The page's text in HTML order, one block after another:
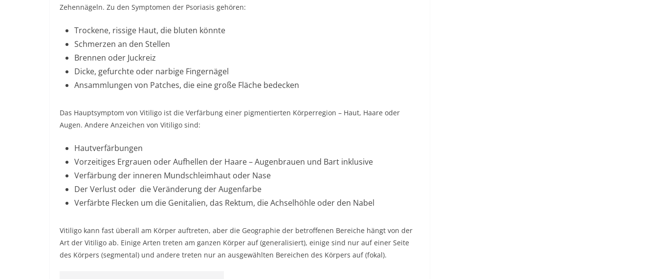
Zehennägeln. Zu den Symptomen der Psoriasis gehören:
Trockene, rissige Haut, die bluten könnte
Schmerzen an den Stellen
Brennen oder Juckreiz
Dicke, gefurchte oder narbige Fingernägel
Ansammlungen von Patches, die eine große Fläche bedecken
Das Hauptsymptom von Vitiligo ist die Verfärbung einer pigmentierten Körperregion – Haut, Haare oder
Augen. Andere Anzeichen von Vitiligo sind:
Hautverfärbungen
Vorzeitiges Ergrauen oder Aufhellen der Haare – Augenbrauen und Bart inklusive
Verfärbung der inneren Mundschleimhaut oder Nase
Der Verlust oder dieVeränderung derAugenfarbe
Verfärbte Flecken um die Genitalien, das Rektum, die Achselhöhle oder den Nabel
Vitiligo kann fast überall am Körper auftreten, aber die Geographie der betroffenen Bereiche hängt von der
Art der Vitiligo ab. Einige Arten treten am ganzen Körper auf (generalisiert), einige sind nur auf einer Seite
des Körpers (segmental) und andere treten nur an ausgewählten Bereichen des Körpers auf (fokal).